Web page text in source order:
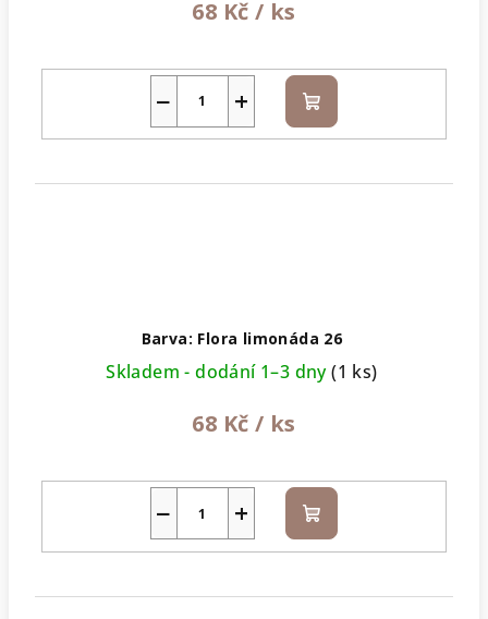
68 Kč / ks
+
− Do
košíku
Barva: Flora limonáda 26
Skladem - dodání 1–3 dny(1 ks)
68 Kč / ks
+
− Do
košíku